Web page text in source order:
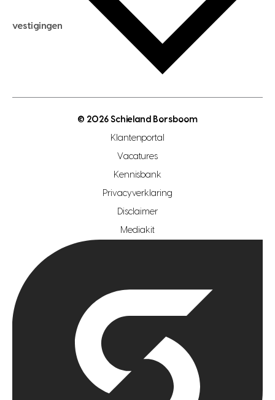
hypotheekadvies
maximale hypotheek berekenen
hypotheek bespaarcheck
gratis zoekprofiel aanmaken
open woningwaarde dag
vestigingen
makelaar regio zoetermeer
hypotheekshop regio den haag
hypotheekshop regio rotterdam
© 2026 Schieland Borsboom
Klantenportal
Vacatures
Kennisbank
Privacyverklaring
Disclaimer
Mediakit